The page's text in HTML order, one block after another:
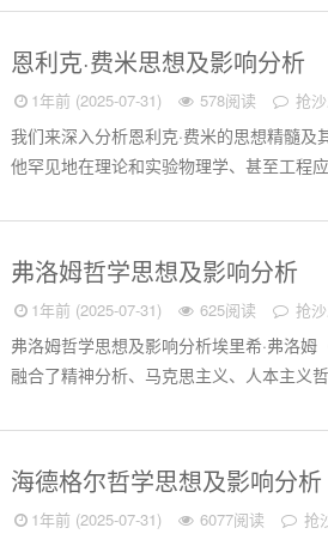
恩利克·费米思想及影响分析
1年前 (2025-07-31) 578阅读 抢
我们来深入分析恩利克·费米的思想精髓及
他罕见地在理论和实验物理学、甚至工程
弗洛姆哲学思想及影响分析
1年前 (2025-07-31) 625阅读 抢
弗洛姆哲学思想及影响分析埃里希·弗洛
融合了精神分析、马克思主义、人本主义
海德格尔哲学思想及影响分析
1年前 (2025-07-31) 6077阅读 抢